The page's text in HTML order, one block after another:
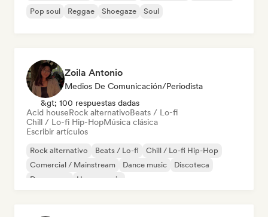
Pop soul
Reggae Shoegaze Soul
Zoila Antonio
Medios De Comunicación/Periodista
&gt; 100 respuestas dadas
Acid houseRock alternativoBeats / Lo-fi
Chill / Lo-fi Hip-HopMúsica clásica
Escribir artículos
Rock alternativo Beats / Lo-fi
Chill / Lo-fi Hip-Hop
Comercial / Mainstream
Dance music
Discoteca
Dream pop
House music